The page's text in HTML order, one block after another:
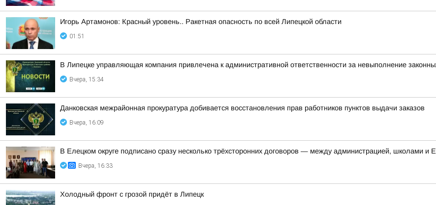
Игорь Артамонов: Красный уровень.. Ракетная опасность по всей Липецкой области
01:51
В Липецке управляющая компания привлечена к административной ответственности за невыполнение
Вчера, 15:34
Данковская межрайонная прокуратура добивается восстановления прав работников пунктов выдачи заказов
Вчера, 16:09
В Елецком округе подписано сразу несколько трёхсторонних договоров — между администрацией, школами
Вчера, 16:33
Холодный фронт с грозой придёт в Липецк